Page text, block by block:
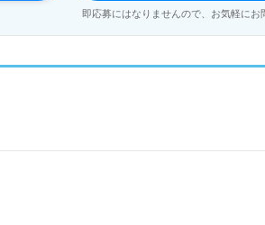
即応募にはなりませんので、お気軽にお